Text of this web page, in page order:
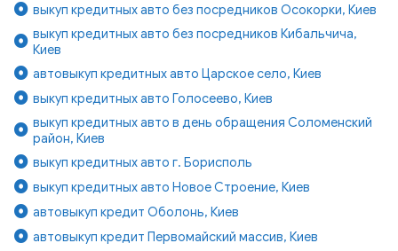
выкуп кредитных авто без посредников Осокорки, Киев
выкуп кредитных авто без посредников Кибальчича,
Киев
автовыкуп кредитных авто Царское село, Киев
выкуп кредитных авто Голосеево, Киев
выкуп кредитных авто в день обращения Соломенский
район, Киев
выкуп кредитных авто г. Борисполь
выкуп кредитных авто Новое Строение, Киев
автовыкуп кредит Оболонь, Киев
автовыкуп кредит Первомайский массив, Киев